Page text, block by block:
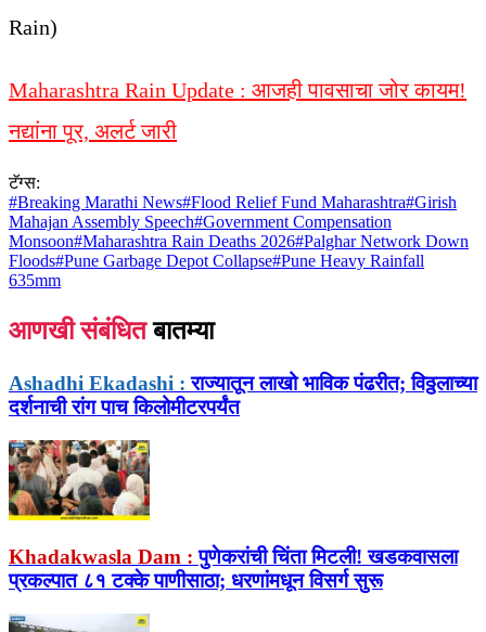
Rain)
Maharashtra Rain Update : आजही पावसाचा जोर कायम!
नद्यांना पूर, अलर्ट जारी
टॅग्स:
#Breaking Marathi News#Flood Relief Fund Maharashtra#Girish
Mahajan Assembly Speech#Government Compensation
Monsoon#Maharashtra Rain Deaths 2026#Palghar Network Down
Floods#Pune Garbage Depot Collapse#Pune Heavy Rainfall
635mm
आणखी संबंधित बातम्या
Ashadhi Ekadashi : राज्यातून लाखो भाविक पंढरीत; विठ्ठलाच्या
दर्शनाची रांग पाच किलोमीटरपर्यंत
Khadakwasla Dam : पुणेकरांची चिंता मिटली! खडकवासला
प्रकल्पात ८१ टक्के पाणीसाठा; धरणांमधून विसर्ग सुरू